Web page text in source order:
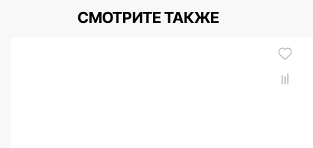
СМОТРИТЕ ТАКЖЕ